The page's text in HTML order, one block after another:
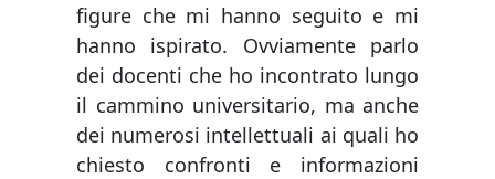
figure che mi hanno seguito e mi
hanno ispirato. Ovviamente parlo
dei docenti che ho incontrato lungo
il cammino universitario, ma anche
dei numerosi intellettuali ai quali ho
chiesto confronti e informazioni